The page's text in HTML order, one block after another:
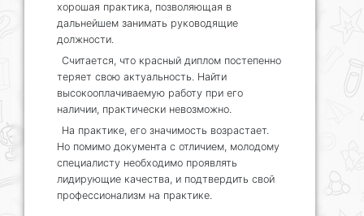
хорошая практика, позволяющая в
дальнейшем занимать руководящие
должности.
Считается, что красный диплом постепенно
теряет свою актуальность. Найти
высокооплачиваемую работу при его
наличии, практически невозможно.
На практике, его значимость возрастает.
Но помимо документа с отличием, молодому
специалисту необходимо проявлять
лидирующие качества, и подтвердить свой
профессионализм на практике.